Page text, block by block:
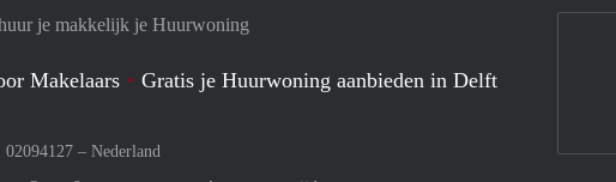
je makkelijk je Huurwoning
Makelaars Gratis je Huurwoning aanbieden in Delft
– Nederland